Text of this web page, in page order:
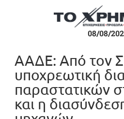
08/08/
ΑΑΔΕ: Aπό τον
υποχρεωτική
παραστατικών
και η